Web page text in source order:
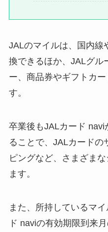
JALのマイルは、国内線
換できるほか、JALグル
ー、商品券やギフトカ
す。
卒業後もJALカード
ることで、JALカードの
ピングなど、さまざま
ます。
また、所持しているマ
ド naviの有効期限到来